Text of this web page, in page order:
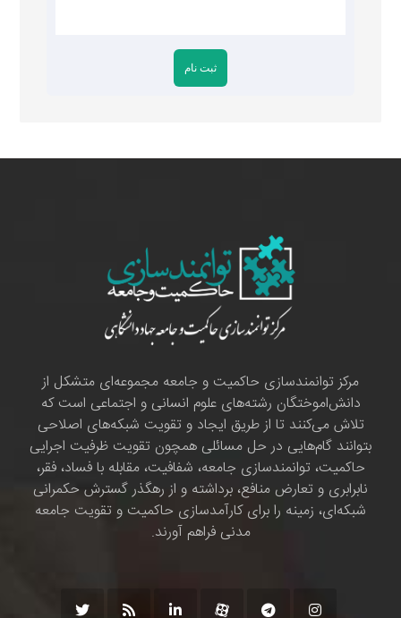
مرکز توانمندسازی حاکمیت و جامعه مجموعه‌ای متشکل از
دانش‌اموختگان رشته‌های علوم انسانی و اجتماعی است که
تلاش می‌کنند تا از طریق ایجاد و تقویت شبکه‌های اصلاحی
بتوانند گام‌هایی در حل مسائلی همچون تقویت ظرفیت اجرایی
حاکمیت، توانمندسازی جامعه، شفافیت، مقابله با فساد، فقر،
نابرابری و تعارض منافع، برداشته و از رهگذر گسترش حکمرانی
شبکه‌ای، زمینه را برای کارآمدسازی حاکمیت و تقویت جامعه
مدنی فراهم آورند.